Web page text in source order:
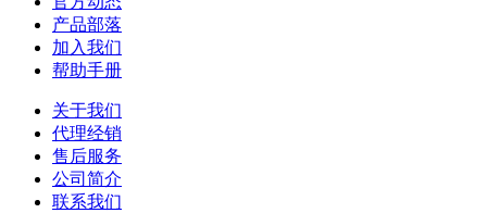
产品部落
加入我们
帮助手册
关于我们
代理经销
售后服务
公司简介
联系我们